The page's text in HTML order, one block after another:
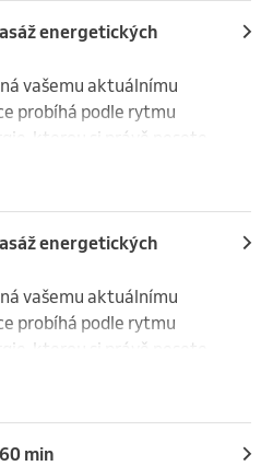
energetických
vašemu aktuálnímu
probíhá podle rytmu
kterou si právě nesete.
a přirozeně vychází z
si místo masáže
aby vám bylo
energetických
vašemu aktuálnímu
probíhá podle rytmu
kterou si právě nesete.
a přirozeně vychází z
si místo masáže
aby vám bylo
min